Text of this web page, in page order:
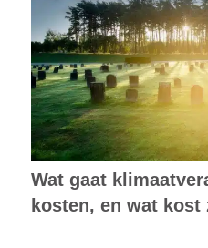
Wat gaat
kosten, en wat kost